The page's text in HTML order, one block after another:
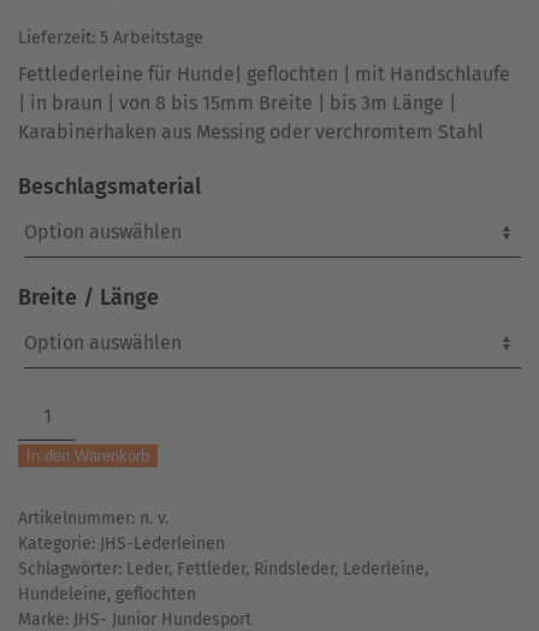
Lieferzeit: 5 Arbeitstage
Fettlederleine für Hunde| geflochten | mit Handschlaufe
| in braun | von 8 bis 15mm Breite | bis 3m Länge |
Karabinerhaken aus Messing oder verchromtem Stahl
Beschlagsmaterial
Breite / Länge
Fettlederleine
|
geflochten
mit
Handschlaufe
|
braun
In den Warenkorb
Artikelnummer: n. v.
Kategorie: JHS-Lederleinen
Schlagwörter: Leder, Fettleder, Rindsleder, Lederleine,
Hundeleine, geflochten
Marke: JHS- Junior Hundesport